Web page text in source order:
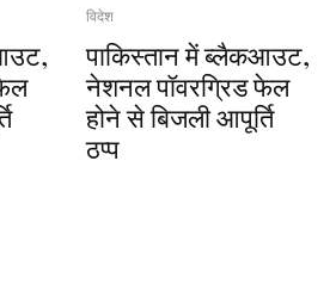
विदेश
पाकिस्तान में ब्लैकआउट,
नेशनल पॉवरग्रिड फेल
होने से बिजली आपूर्ति
ठप्प